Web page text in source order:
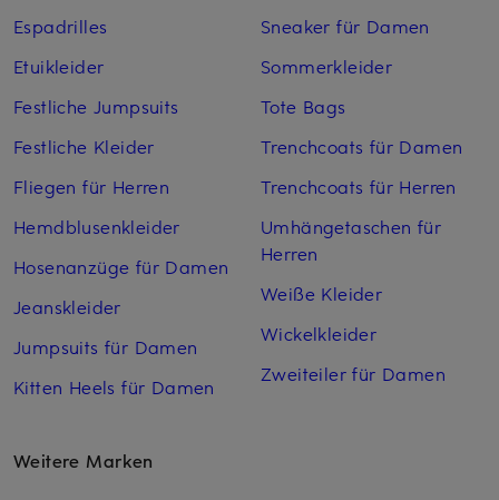
Espadrilles
Etuikleider
Festliche Jumpsuits
Festliche Kleider
Fliegen für Herren
Hemdblusenkleider
Hosenanzüge für Damen
Jeanskleider
Jumpsuits für Damen
Kitten Heels für Damen
Sneaker für Damen
Sommerkleider
Tote Bags
Trenchcoats für Damen
Trenchcoats für Herren
Umhängetaschen für
Herren
Weiße Kleider
Wickelkleider
Zweiteiler für Damen
Weitere Marken